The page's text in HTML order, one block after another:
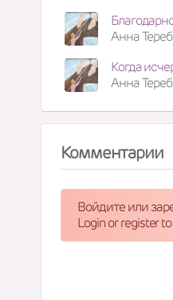
Анна
Когда
Анна
Комментарии
Войдите или
Login or register